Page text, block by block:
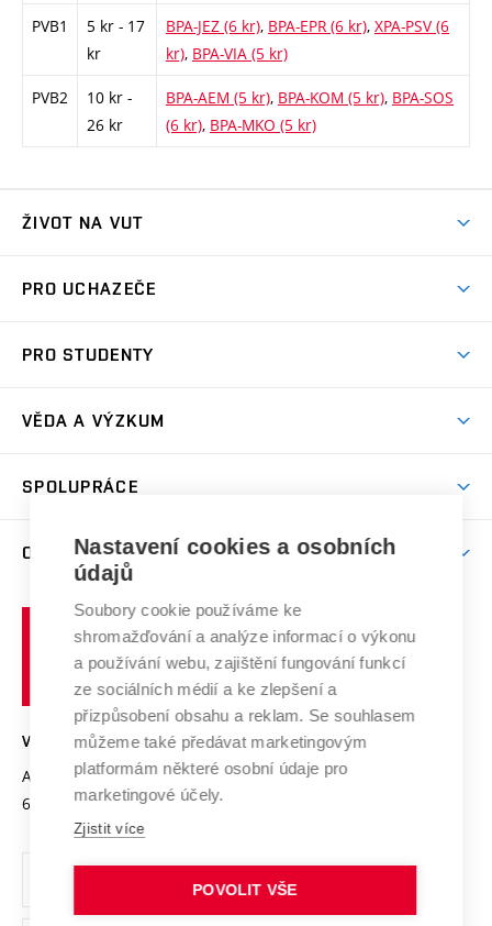
PVB1
5 kr - 17
kr
BPA-JEZ (6 kr), BPA-EPR (6 kr), XPA-PSV (6
kr), BPA-VIA (5 kr)
PVB2
10 kr -
26 kr
BPA-AEM (5 kr), BPA-KOM (5 kr), BPA-SOS
(6 kr), BPA-MKO (5 kr)
ŽIVOT NA VUT
Koleje
Sport na VUT
PRO UCHAZEČE
Dny otevřených dveří
Celoživotní vzdělávání
E-přihláška
PRO STUDENTY
Harmonogram akademického roku
Závěrečné práce
Doktorské studium
Zpracování osobních údajů studentů
Sociální bezpečí
Studium bez bariér
Podpora podnikání
VĚDA A VÝZKUM
Mezinárodní vědecká rada
Systém zajišťování kvality výzkumu
Výzkumné infrastruktury
Transfer znalostí
Open Science
Projekty
Projekty ze strukturálních fondů
Specifický výzkum
SPOLUPRÁCE
Zahraniční spolupráce
Spolupráce se školami
Služby univerzity
Mezinárodní dohody
Univerzitní sítě
O UNIVERZITĚ
Profil univerzity
Udržitelná univerzita
Podnikavá univerzita / ContriBUTe
Bezpečná univerzita
Vyznamenání
Organizační struktura
Ochrana osobních údajů
učení
technické
VYSOKÉ UČENÍ TECHNICKÉ V BRNĚ
Antonínská 548/1
602 00 Brno
www.vut.cz
vut@vutbr.cz
Nastavení cookies a osobních
údajů
Soubory cookie používáme ke
shromažďování a analýze informací o výkonu
a používání webu, zajištění fungování funkcí
ze sociálních médií a ke zlepšení a
přizpůsobení obsahu a reklam. Se souhlasem
můžeme také předávat marketingovým
platformám některé osobní údaje pro
marketingové účely.
Zjistit více
POVOLIT VŠE